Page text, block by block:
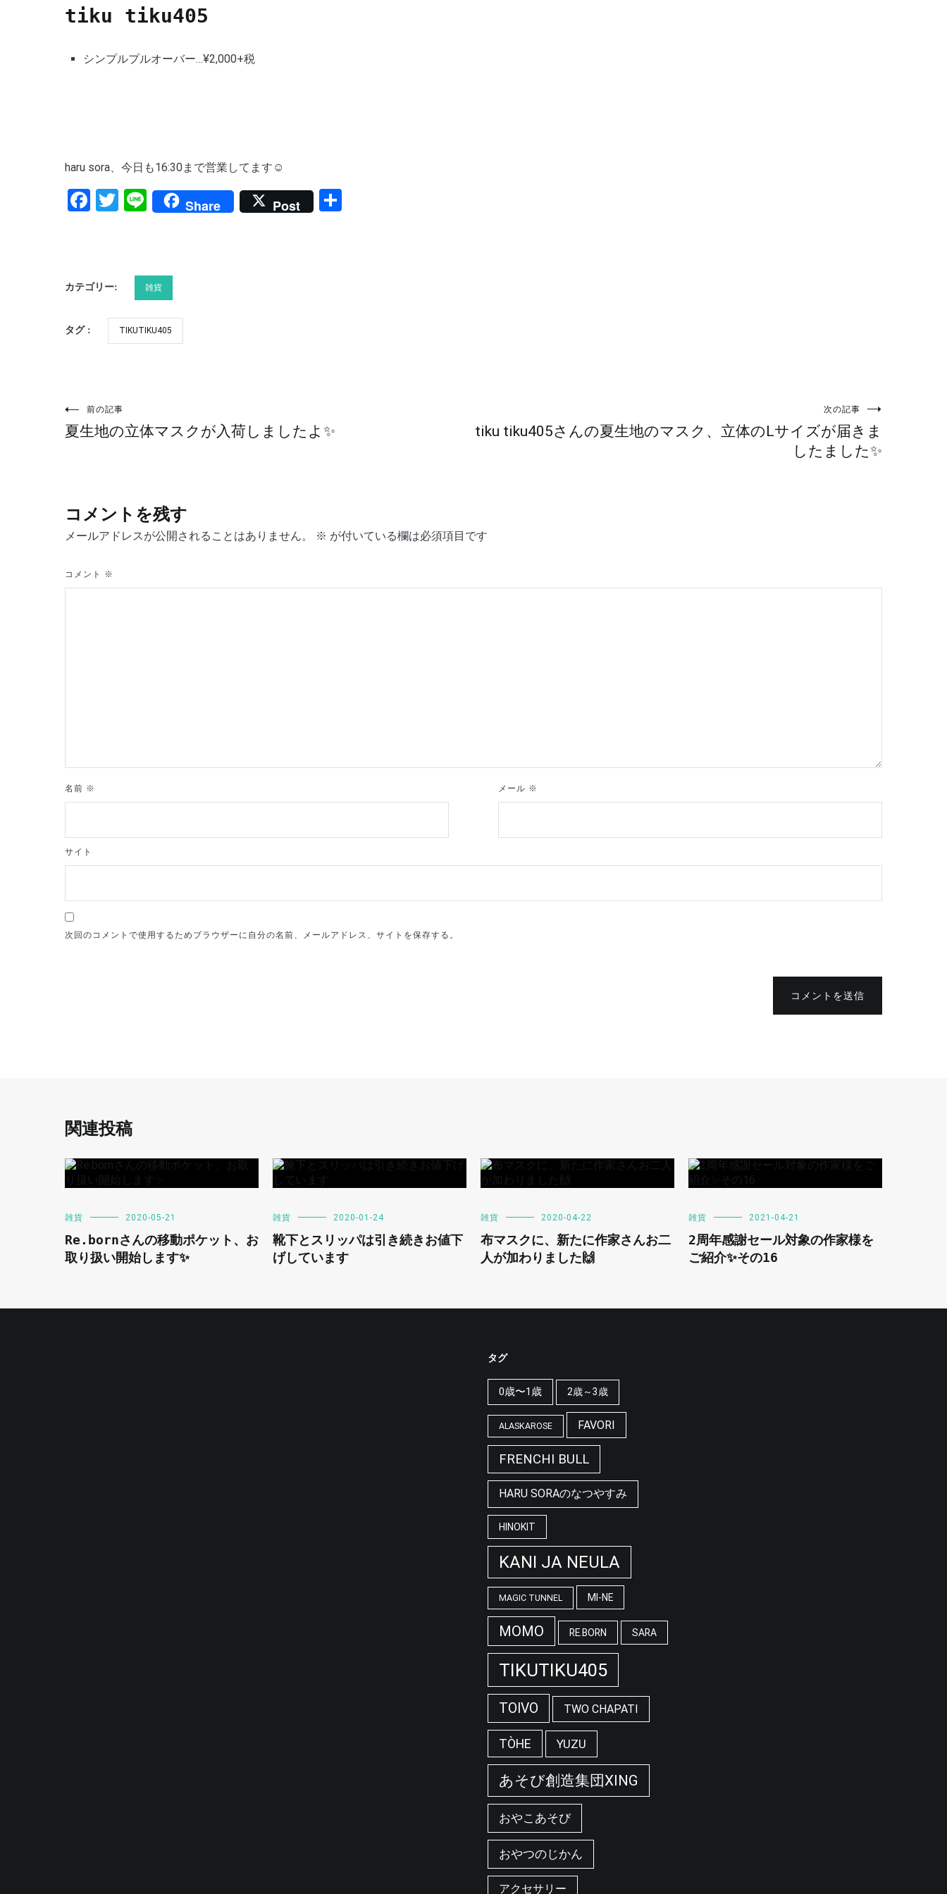
tiku tiku405
シンプルプルオーバー…¥2,000+税
haru sora、今日も16:30まで営業してます☺️
Facebook
Twitter
LineShare Post
カテゴリー: 雑貨
タグ : TIKUTIKU405
投
ビ
ー
前の記事
夏生地の立体マスクが入荷しましたよ✨
次の記事
tiku tiku405さんの夏生地のマスク、立体のLサイズが届きま
したました✨
コメントを残す
メールアドレスが公開されることはありません。 ※ が付いている欄は必須項目です
コメント ※
名前 ※ メール ※
サイト
次回のコメントで使用するためブラウザーに自分の名前、メールアドレス、サイトを保存する。
コメントを送信
関連投稿
雑貨 2020-05-21
Re.bornさんの移動ポケット、お
取り扱い開始します✨
雑貨 2020-01-24
靴下とスリッパは引き続きお値下
げしています
雑貨 2020-04-22
布マスクに、新たに作家さんお二
人が加わりました🙌
雑貨 2021-04-21
2周年感謝セール対象の作家様を
ご紹介✨その16
タグ
0歳〜1歳 2歳～3歳
ALASKAROSE FAVORI
FRENCHI BULL
HARU SORAのなつやすみ
HINOKIT
KANI JA NEULA
MAGIC TUNNEL MI-NE
MOMO RE.BORN SARA
TIKUTIKU405
TOIVO TWO CHAPATI
TÒHE YUZU
あそび創造集団XING
おやこあそび
おやつのじかん
アクセサリー